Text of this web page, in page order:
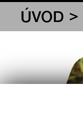
ÚVOD >